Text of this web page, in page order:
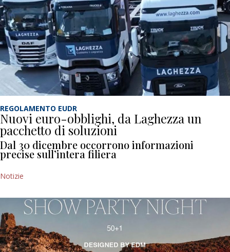
REGOLAMENTO EUDR
Nuovi euro-obblighi, da Laghezza un
pacchetto di soluzioni
Dal 30 dicembre occorrono informazioni
precise sull’intera filiera
Notizie